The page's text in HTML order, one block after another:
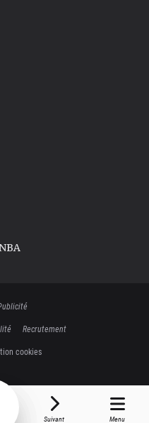
Suivant Menu
Recrutement
cookies